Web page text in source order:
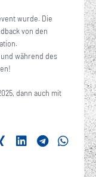
wurde. Die
von den
während des
dann auch mit